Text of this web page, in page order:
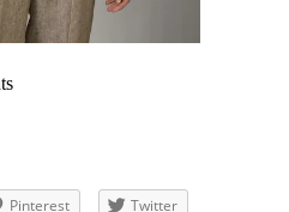
Pinterest
Twitter